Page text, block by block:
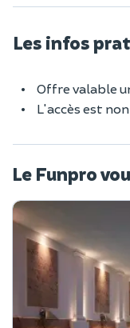
Les infos
Offre valable
L'accès est
Le Funpro